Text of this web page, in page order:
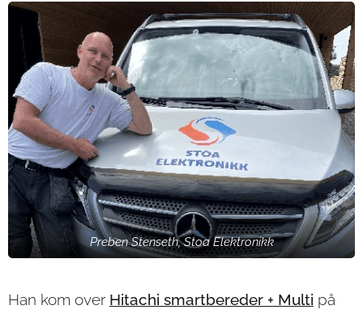
Preben Stenseth, Stoa Elektronikk
Han kom over Hitachi smartbereder + Multi på